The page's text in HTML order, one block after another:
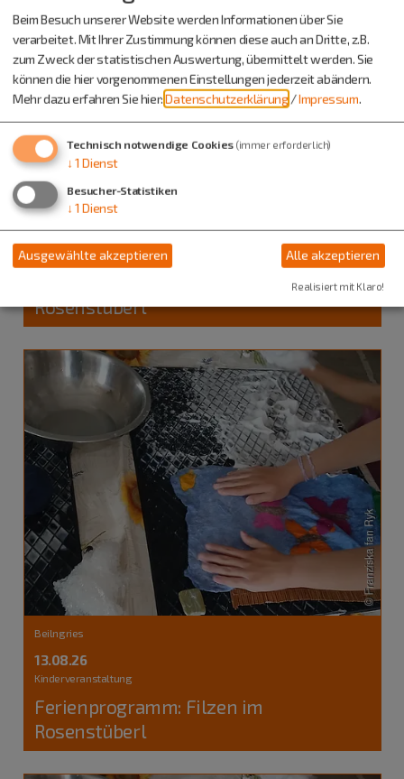
Beilngries
12.08.26
Kinderveranstaltung
Rosenstüberl
Beilngries
13.08.26
Kinderveranstaltung
Ferienprogramm: Filzen im
Rosenstüberl
Beim Besuch unserer Website werden Informationen über Sie
verarbeitet. Mit Ihrer Zustimmung können diese auch an Dritte, z.B.
zum Zweck der statistischen Auswertung, übermittelt werden. Sie
können die hier vorgenommenen Einstellungen jederzeit abändern.
Mehr dazu erfahren Sie hier:Datenschutzerklärung /Impressum.
Technisch notwendige Cookies (immer erforderlich)
↓ 1 Dienst
Besucher-Statistiken
↓ 1 Dienst
Ausgewählte akzeptieren Alle akzeptieren
Realisiert mit Klaro!